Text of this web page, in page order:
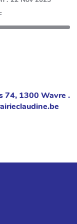
74, 1300 Wavre .